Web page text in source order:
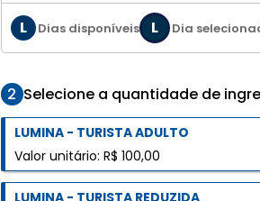
L Dias disponíveis L Dia
2 Selecione a quantidade de
LUMINA - TURISTA ADULTO
Valor unitário: R$ 100,00
LUMINA - TURISTA REDUZIDA